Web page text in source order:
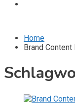
Home
Brand